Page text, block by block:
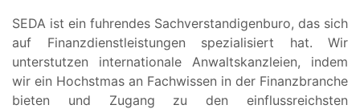
SEDA ist ein fuhrendes Sachverstandigenburo, das sich
auf Finanzdienstleistungen spezialisiert hat. Wir
unterstutzen internationale Anwaltskanzleien, indem
wir ein Hochstmas an Fachwissen in der Finanzbranche
bieten und Zugang zu den einflussreichsten